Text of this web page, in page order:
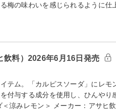
梅の味わいを感じられるように仕
飲料）2026年6月16日発売
テム。「カルピスソーダ」にレモ
付与する成分を使用し、ひんやり
涼みレモン＞ メーカー：アサヒ飲